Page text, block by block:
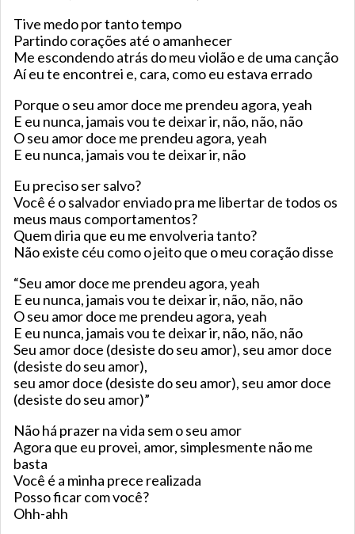
Tive medo por tanto tempo
Partindo corações até o amanhecer
Me escondendo atrás do meu violão e de uma canção
Aí eu te encontrei e, cara, como eu estava errado
Porque o seu amor doce me prendeu agora, yeah
E eu nunca, jamais vou te deixar ir, não, não, não
O seu amor doce me prendeu agora, yeah
E eu nunca, jamais vou te deixar ir, não
Eu preciso ser salvo?
Você é o salvador enviado pra me libertar de todos os
meus maus comportamentos?
Quem diria que eu me envolveria tanto?
Não existe céu como o jeito que o meu coração disse
“Seu amor doce me prendeu agora, yeah
E eu nunca, jamais vou te deixar ir, não, não, não
O seu amor doce me prendeu agora, yeah
E eu nunca, jamais vou te deixar ir, não, não, não
Seu amor doce (desiste do seu amor), seu amor doce
(desiste do seu amor),
seu amor doce (desiste do seu amor), seu amor doce
(desiste do seu amor)”
Não há prazer na vida sem o seu amor
Agora que eu provei, amor, simplesmente não me
basta
Você é a minha prece realizada
Posso ficar com você?
Ohh-ahh